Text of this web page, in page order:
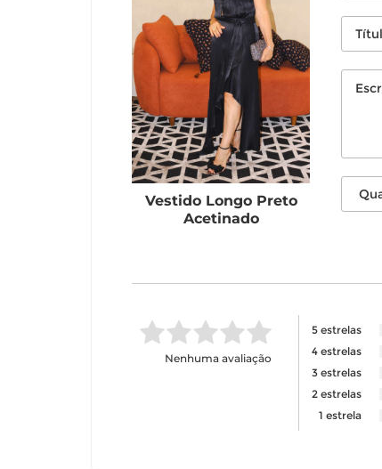
Vestido Longo Preto
Acetinado
Nenhuma avaliação
5 estrelas
4 estrelas
3 estrelas
2 estrelas
1 estrela